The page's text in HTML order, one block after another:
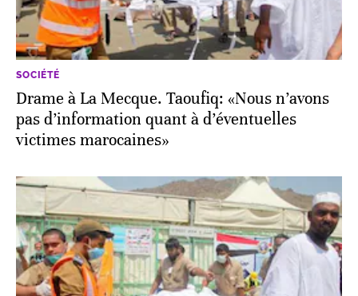
SOCIÉTÉ
Drame à La Mecque. Taoufiq: «Nous n’avons
pas d’information quant à d’éventuelles
victimes marocaines»